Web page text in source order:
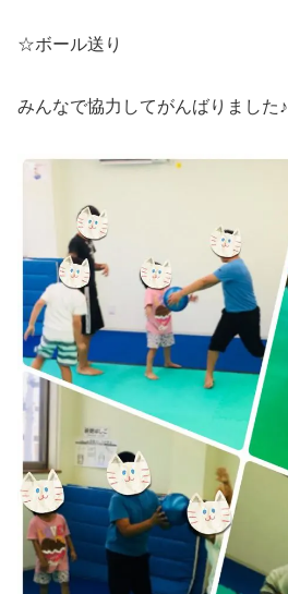
☆ボール送り
みんなで協力してがんばりました♪